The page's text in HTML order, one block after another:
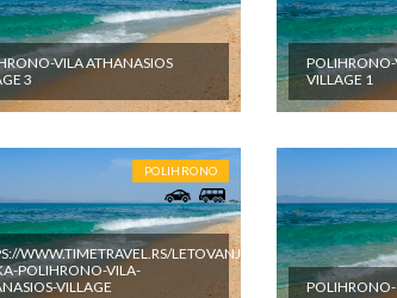
VILA ATHANASIOS
3
VILLAGE 1
POLIHRONO
WWW.TIMETRAVEL.RS/LETOVANJE-
POLIHRONO-VILA-
VILLAGE